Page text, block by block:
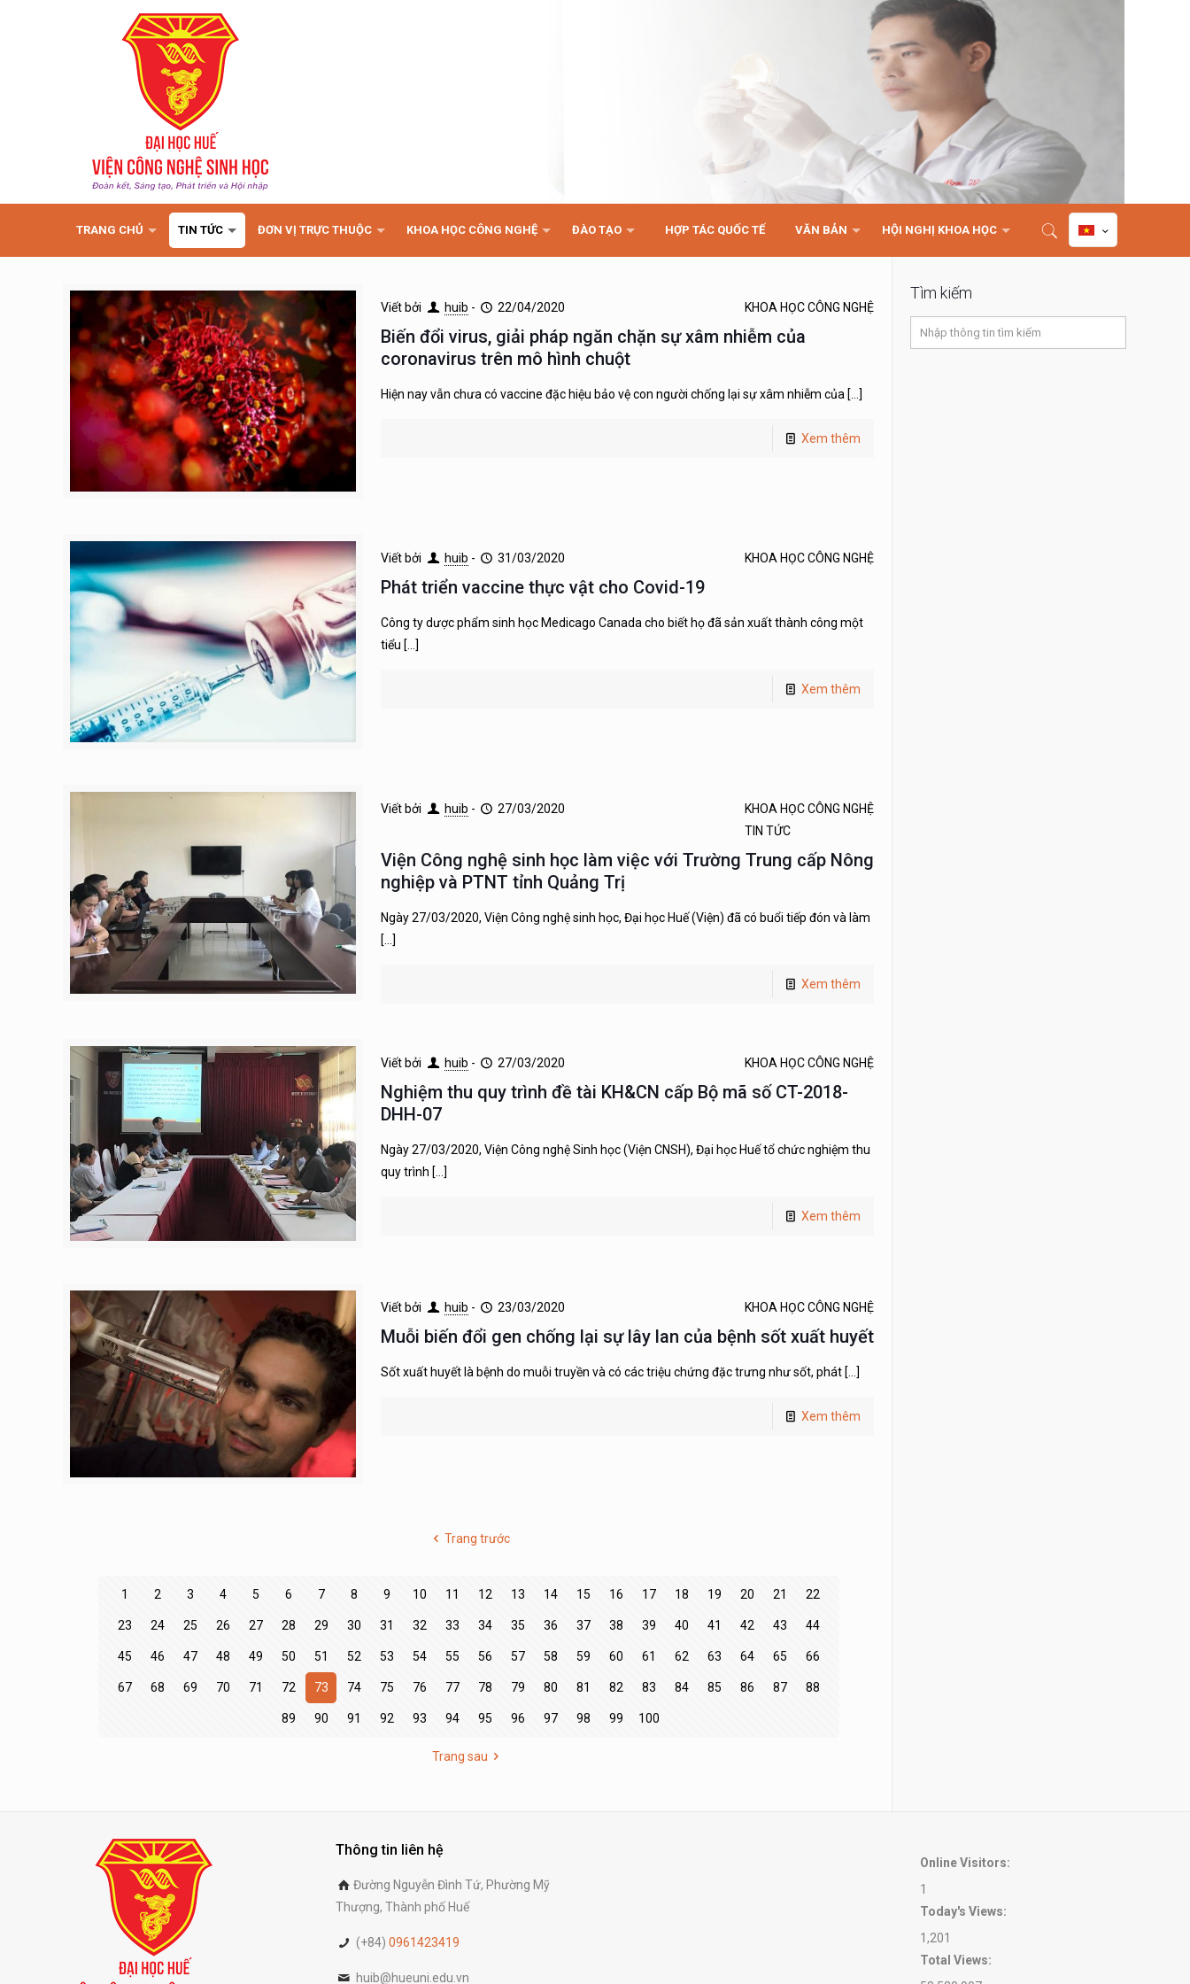
TRANG CHỦ TIN TỨC ĐƠN VỊ TRỰC THUỘC KHOA HỌC CÔNG NGHỆ ĐÀO TẠO HỢP TÁC QUỐC TẾ VĂN BẢN HỘI NGHỊ KHOA HỌC
Viết bởi huib - 22/04/2020 KHOA HỌC CÔNG NGHỆ
Biến đổi virus, giải pháp ngăn chặn sự xâm nhiễm của
coronavirus trên mô hình chuột
Hiện nay vẫn chưa có vaccine đặc hiệu bảo vệ con người chống lại sự xâm nhiễm của […]
Xem thêm
Viết bởi huib - 31/03/2020 KHOA HỌC CÔNG NGHỆ
Phát triển vaccine thực vật cho Covid-19
Công ty dược phẩm sinh học Medicago Canada cho biết họ đã sản xuất thành công một
tiểu […]
Xem thêm
Viết bởi huib - 27/03/2020
KHOA HỌC CÔNG NGHỆ
TIN TỨC
Viện Công nghệ sinh học làm việc với Trường Trung cấp Nông
nghiệp và PTNT tỉnh Quảng Trị
Ngày 27/03/2020, Viện Công nghệ sinh học, Đại học Huế (Viện) đã có buổi tiếp đón và làm
[…]
Xem thêm
Viết bởi huib - 27/03/2020 KHOA HỌC CÔNG NGHỆ
Nghiệm thu quy trình đề tài KH&CN cấp Bộ mã số CT-2018-
DHH-07
Ngày 27/03/2020, Viện Công nghệ Sinh học (Viện CNSH), Đại học Huế tổ chức nghiệm thu
quy trình […]
Xem thêm
Viết bởi huib - 23/03/2020 KHOA HỌC CÔNG NGHỆ
Muỗi biến đổi gen chống lại sự lây lan của bệnh sốt xuất huyết
Sốt xuất huyết là bệnh do muỗi truyền và có các triệu chứng đặc trưng như sốt, phát […]
Xem thêm
Trang trước
1 2 3 4 5 6 7 8 9 10 11 12 13 14 15 16 17 18 19 20 21 22
23 24 25 26 27 28 29 30 31 32 33 34 35 36 37 38 39 40 41 42 43 44
45 46 47 48 49 50 51 52 53 54 55 56 57 58 59 60 61 62 63 64 65 66
67 68 69 70 71 72 73 74 75 76 77 78 79 80 81 82 83 84 85 86 87 88
89 90 91 92 93 94 95 96 97 98 99 100
Trang sau
Tìm kiếm
Thông tin liên hệ
Đường Nguyễn Đình Tứ, Phường Mỹ
Thượng, Thành phố Huế
(+84) 0961423419
huib@hueuni.edu.vn
Online Visitors:
1
Today's Views:
1,201
Total Views: